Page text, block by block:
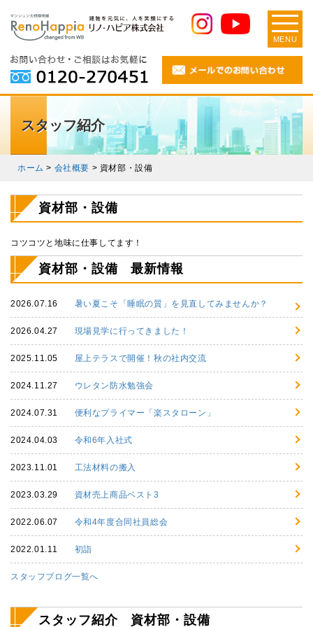
MENU
スタッフ紹介
ホーム > 会社概要 > 資材部・設備
資材部・設備
コツコツと地味に仕事してます！
資材部・設備 最新情報
2026.07.16 暑い夏こそ「睡眠の質」を見直してみませんか？
2026.04.27 現場見学に行ってきました！
2025.11.05 屋上テラスで開催！秋の社内交流
2024.11.27 ウレタン防水勉強会
2024.07.31 便利なプライマー「楽スタローン」
2024.04.03 令和6年入社式
2023.11.01 工法材料の搬入
2023.03.29 資材売上商品ベスト3
2022.06.07 令和4年度合同社員総会
2022.01.11 初詣
スタッフブログ一覧へ
スタッフ紹介 資材部・設備